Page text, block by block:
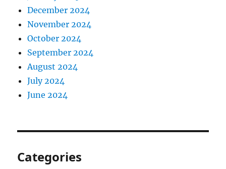
December 2024
November 2024
October 2024
September 2024
August 2024
July 2024
June 2024
Categories